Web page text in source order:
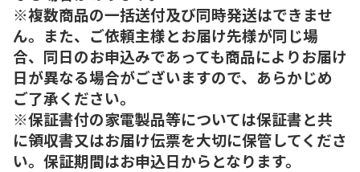
※複数商品の一括送付及び同時発送はできませ
ん。また、ご依頼主様とお届け先様が同じ場
合、同日のお申込みであっても商品によりお届け
日が異なる場合がございますので、あらかじめ
ご了承ください。
※保証書付の家電製品等については保証書と共
に領収書又はお届け伝票を大切に保管してくださ
い。保証期間はお申込日からとなります。